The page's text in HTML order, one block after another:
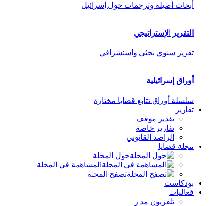
أبحاث أصيلة وترجمات حول إسرائيل
التقرير الإستراتيجي
تقرير سنوي بحثي واستشرافي
أوراق إسرائيلية
سلسلة أوراق تتابع قضايا مختارة
تقارير
تقدير موقف
تقارير خاصة
الراصد القانوني
مجلة قضايا
حول المجلة
المساهمة في المجلة
تصفح المجلة
بودكاست
فعاليات
تلفزيون مدار